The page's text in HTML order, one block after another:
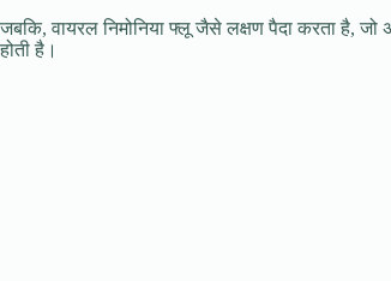
जबकि, वायरल निमोनिया फ्लू जैसे लक्षण पैदा करता है,
होती है।